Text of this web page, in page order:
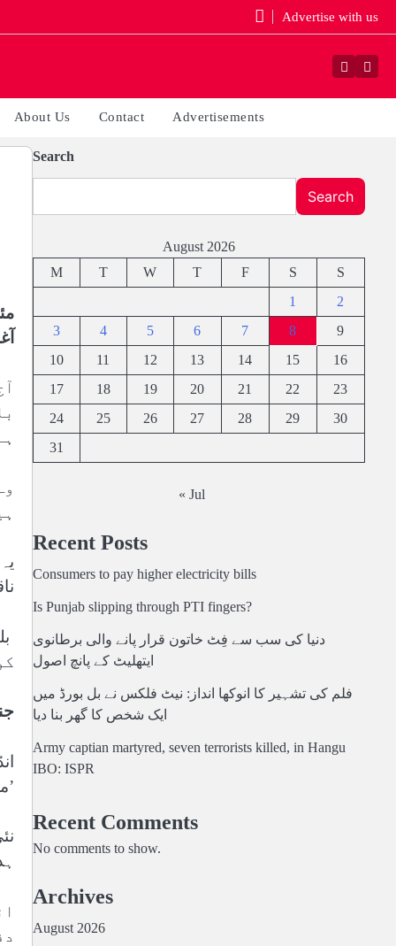
Advertise with us
Facebook
About Us Contact Advertisements
Search
Search
August 2026
M
T W T F S
S
1
2
3
4 5 6 7 8
9
10
11 12 13 14 15
16
17
18 19 20 21 22
23
24
25 26 27 28 29
30
31
« Jul
Recent Posts
Consumers to pay higher electricity bills
Is Punjab slipping through PTI fingers?
دنیا کی سب سے فِٹ خاتون قرار پانے والی برطانوی
ایتھلیٹ کے پانچ اصول
فلم کی تشہیر کا انوکھا انداز: نیٹ فلکس نے بل بورڈ میں
ایک شخص کا گھر بنا دیا
Army captian martyred, seven terrorists killed, in Hangu
IBO: ISPR
Recent Comments
No comments to show.
Archives
August 2026